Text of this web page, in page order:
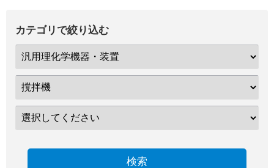
カテゴリで絞り込む
検索